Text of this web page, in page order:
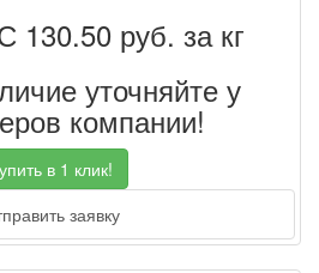
130.50 руб. за кг
уточняйте у
компании!
в 1 клик!
заявку